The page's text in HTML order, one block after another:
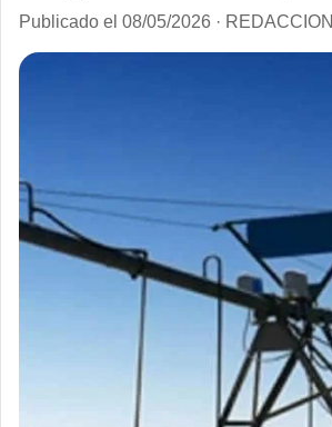
Publicado el 08/05/2026 · REDACCION